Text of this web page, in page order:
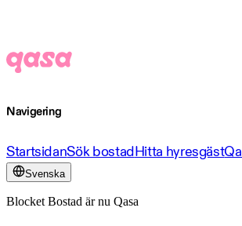
Navigering
StartsidanSök bostadHitta hyresgäst
Svenska
Blocket Bostad är nu Qasa